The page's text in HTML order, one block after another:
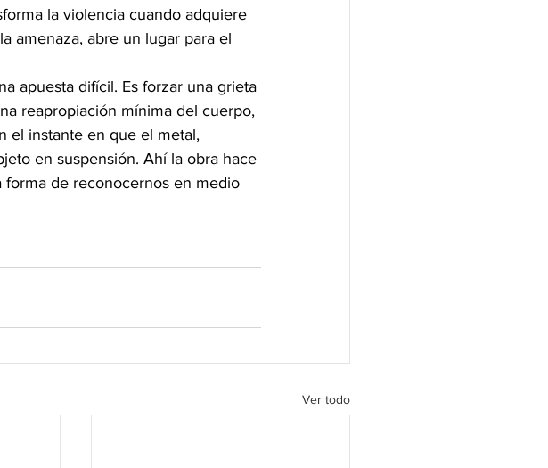
la violencia cuando adquiere
amenaza, abre un lugar para el
apuesta difícil. Es forzar una grieta
reapropiación mínima del cuerpo,
el instante en que el metal,
en suspensión. Ahí la obra hace
forma de reconocernos en medio
Ver todo